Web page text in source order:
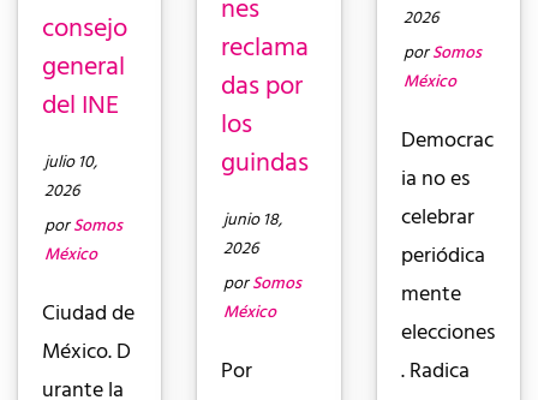
consejo
general
del INE
julio 10,
2026
porSomos
México
Ciudad de
México. D
urante la
reclama
das por
los
guindas
junio 18,
2026
porSomos
México
Por
2026
porSomos
México
Democrac
ia no es
celebrar
periódica
mente
elecciones
. Radica